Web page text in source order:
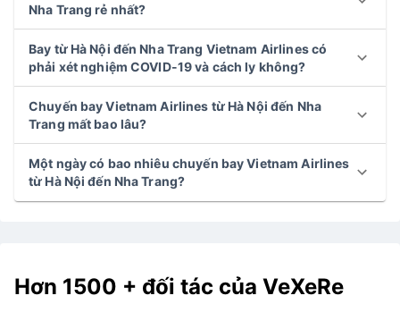
Nha Trang rẻ nhất?
Bay từ Hà Nội đến Nha Trang Vietnam Airlines có
phải xét nghiệm COVID-19 và cách ly không?
Chuyến bay Vietnam Airlines từ Hà Nội đến Nha
Trang mất bao lâu?
Một ngày có bao nhiêu chuyến bay Vietnam Airlines
từ Hà Nội đến Nha Trang?
Hơn 1500 + đối tác của VeXeRe